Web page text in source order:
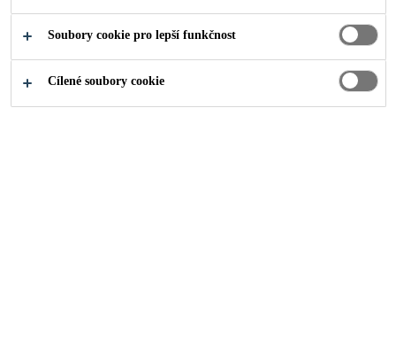
Střešní hydroizolační fólie z měkčeného PVC
Soubory cookie pro lepší funkčnost
Cílené soubory cookie